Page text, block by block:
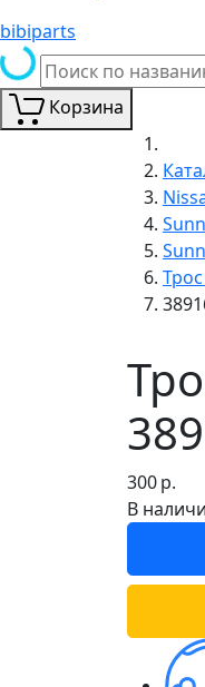
bibiparts
Корзина
300р.
В